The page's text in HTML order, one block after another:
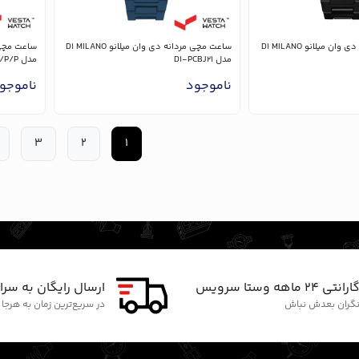
ساعت مچی مردانه دی وان میلانو D1 MILANO
ساعت مچی مردانه دی وان میلانو D1 MILANO
مدل D1-PCBJ21
ناموجود
مدل NF6109 S/P/P
1
2
3
۲۴ ماهه وستا سرویس
بعدش نباش
ارسال رایگان به
در سریع‌ترین زمان به هرجا